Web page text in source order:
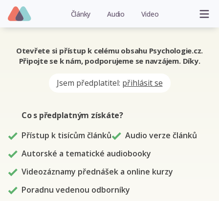
Články Audio Video
Otevřete si přístup k celému obsahu Psychologie.cz.
Připojte se k nám, podporujeme se navzájem. Díky.
Jsem předplatitel: přihlásit se
Co s předplatným získáte?
Přístup k tisícům článků
Audio verze článků
Autorské a tematické audiobooky
Videozáznamy přednášek a online kurzy
Poradnu vedenou odborníky